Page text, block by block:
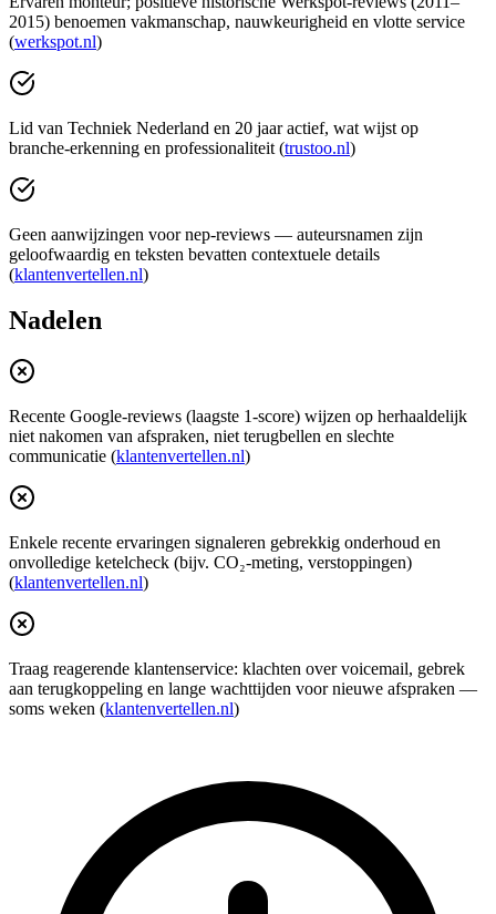
2015) benoemen vakmanschap, nauwkeurigheid en vlotte service
(werkspot.nl)
Lid van Techniek Nederland en 20 jaar actief, wat wijst op
branche‑erkenning en professionaliteit (trustoo.nl)
Geen aanwijzingen voor nep‑reviews — auteursnamen zijn
geloofwaardig en teksten bevatten contextuele details
(klantenvertellen.nl)
Nadelen
Recente Google‑reviews (laagste 1‑score) wijzen op herhaaldelijk
niet nakomen van afspraken, niet terugbellen en slechte
communicatie (klantenvertellen.nl)
Enkele recente ervaringen signaleren gebrekkig onderhoud en
onvolledige ketelcheck (bijv. CO₂‑meting, verstoppingen)
(klantenvertellen.nl)
Traag reagerende klantenservice: klachten over voicemail, gebrek
aan terugkoppeling en lange wachttijden voor nieuwe afspraken —
soms weken (klantenvertellen.nl)